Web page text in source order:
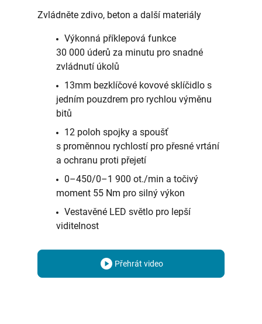
Zvládněte zdivo, beton a další materiály
Výkonná příklepová funkce
30 000 úderů za minutu pro snadné
zvládnutí úkolů
13mm bezklíčové kovové sklíčidlo s
jedním pouzdrem pro rychlou výměnu
bitů
12 poloh spojky a spoušť
s proměnnou rychlostí pro přesné vrtání
a ochranu proti přejetí
0–450/0–1 900 ot./min a točivý
moment 55 Nm pro silný výkon
Vestavěné LED světlo pro lepší
viditelnost
Přehrát video